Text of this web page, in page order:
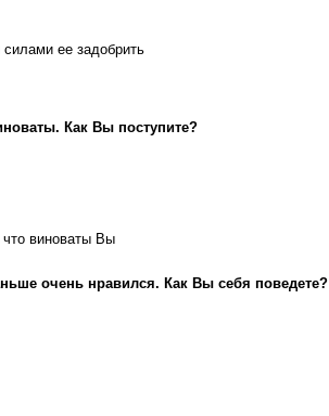
ее задобрить
Как Вы поступите?
виноваты Вы
очень нравился. Как Вы себя поведете?